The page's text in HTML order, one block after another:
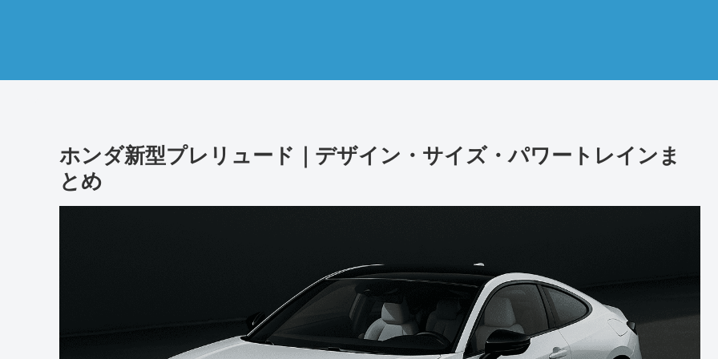
ホンダ新型プレリュード｜デザイン・サイズ・パワートレインま
とめ